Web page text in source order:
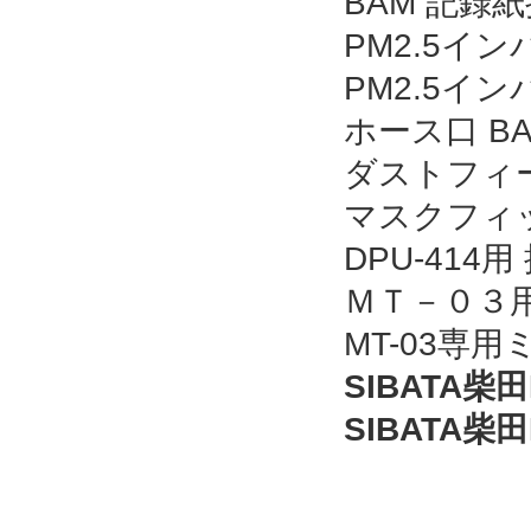
PM2.5イン
PM2.5イン
ホース口
ダストフィ
マスクフィ
DPU-414用
ＭＴ－０３
MT-03専用
SIBATA柴
SIBATA柴